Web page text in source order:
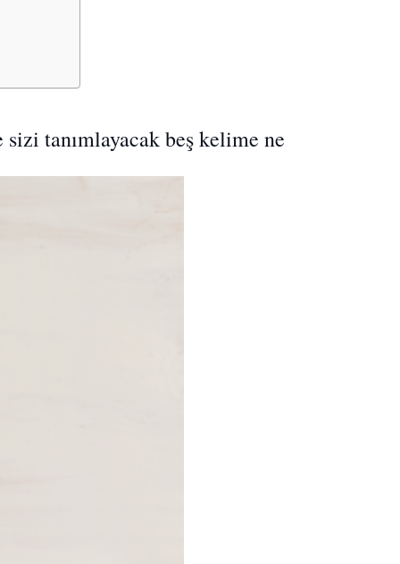
tanımlayacak beş kelime ne